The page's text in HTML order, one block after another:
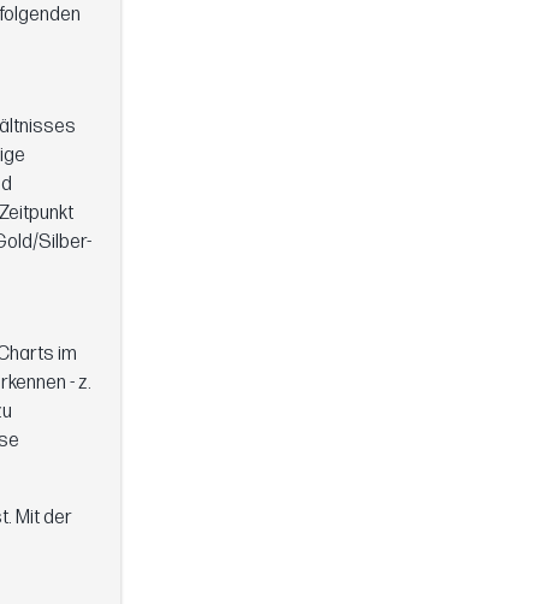
Silber-
im
- z.
Mit der